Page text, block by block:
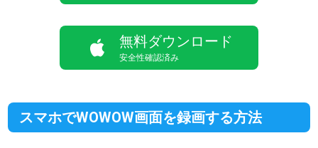
無料ダウンロード
安全性確認済み
スマホでWOWOW画面を録画する方法